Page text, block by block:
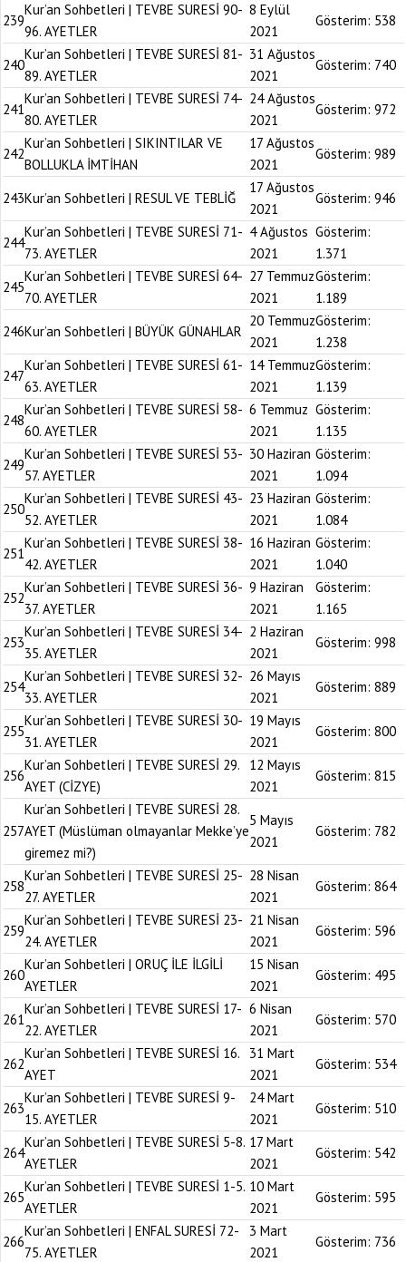
239
Kur’an Sohbetleri | TEVBE SURESİ 90-
96. AYETLER
8 Eylül
2021
Gösterim: 538
240
Kur’an Sohbetleri | TEVBE SURESİ 81-
89. AYETLER
31 Ağustos
2021
Gösterim: 740
241
Kur’an Sohbetleri | TEVBE SURESİ 74-
80. AYETLER
24 Ağustos
2021
Gösterim: 972
242
Kur’an Sohbetleri | SIKINTILAR VE
BOLLUKLA İMTİHAN
17 Ağustos
2021
Gösterim: 989
243Kur’an Sohbetleri | RESUL VE TEBLİĞ
17 Ağustos
2021
Gösterim: 946
244
Kur’an Sohbetleri | TEVBE SURESİ 71-
73. AYETLER
4 Ağustos
2021
Gösterim:
1.371
245
Kur’an Sohbetleri | TEVBE SURESİ 64-
70. AYETLER
27 Temmuz
2021
Gösterim:
1.189
246Kur’an Sohbetleri | BÜYÜK GÜNAHLAR
20 Temmuz
2021
Gösterim:
1.238
247
Kur’an Sohbetleri | TEVBE SURESİ 61-
63. AYETLER
14 Temmuz
2021
Gösterim:
1.139
248
Kur’an Sohbetleri | TEVBE SURESİ 58-
60. AYETLER
6 Temmuz
2021
Gösterim:
1.135
249
Kur’an Sohbetleri | TEVBE SURESİ 53-
57. AYETLER
30 Haziran
2021
Gösterim:
1.094
250
Kur’an Sohbetleri | TEVBE SURESİ 43-
52. AYETLER
23 Haziran
2021
Gösterim:
1.084
251
Kur’an Sohbetleri | TEVBE SURESİ 38-
42. AYETLER
16 Haziran
2021
Gösterim:
1.040
252
Kur’an Sohbetleri | TEVBE SURESİ 36-
37. AYETLER
9 Haziran
2021
Gösterim:
1.165
253
Kur’an Sohbetleri | TEVBE SURESİ 34-
35. AYETLER
2 Haziran
2021
Gösterim: 998
254
Kur’an Sohbetleri | TEVBE SURESİ 32-
33. AYETLER
26 Mayıs
2021
Gösterim: 889
255
Kur’an Sohbetleri | TEVBE SURESİ 30-
31. AYETLER
19 Mayıs
2021
Gösterim: 800
256
Kur’an Sohbetleri | TEVBE SURESİ 29.
AYET (CİZYE)
12 Mayıs
2021
Gösterim: 815
257
Kur’an Sohbetleri | TEVBE SURESİ 28.
AYET (Müslüman olmayanlar Mekke’ye
giremez mi?)
5 Mayıs
2021
Gösterim: 782
258
Kur’an Sohbetleri | TEVBE SURESİ 25-
27. AYETLER
28 Nisan
2021
Gösterim: 864
259
Kur’an Sohbetleri | TEVBE SURESİ 23-
24. AYETLER
21 Nisan
2021
Gösterim: 596
260
Kur’an Sohbetleri | ORUÇ İLE İLGİLİ
AYETLER
15 Nisan
2021
Gösterim: 495
261
Kur’an Sohbetleri | TEVBE SURESİ 17-
22. AYETLER
6 Nisan
2021
Gösterim: 570
262
Kur’an Sohbetleri | TEVBE SURESİ 16.
AYET
31 Mart
2021
Gösterim: 534
263
Kur’an Sohbetleri | TEVBE SURESİ 9-
15. AYETLER
24 Mart
2021
Gösterim: 510
264
Kur’an Sohbetleri | TEVBE SURESİ 5-8.
AYETLER
17 Mart
2021
Gösterim: 542
265
Kur’an Sohbetleri | TEVBE SURESİ 1-5.
AYETLER
10 Mart
2021
Gösterim: 595
266
Kur’an Sohbetleri | ENFAL SURESİ 72-
75. AYETLER
3 Mart
2021
Gösterim: 736